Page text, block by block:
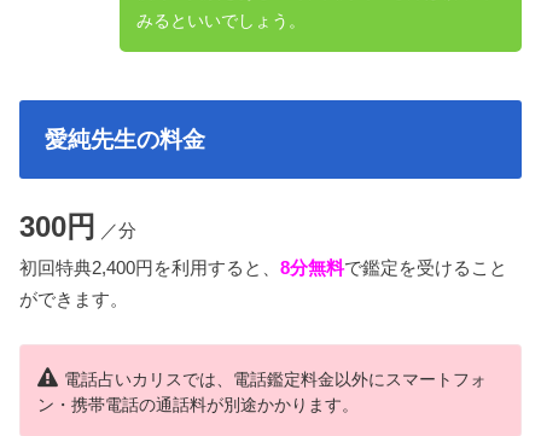
みるといいでしょう。
愛純先生の料金
300円
／分
初回特典2,400円を利用すると、 8分無料で鑑定を受けること
ができます。
電話占いカリスでは、電話鑑定料金以外にスマートフォ
ン・携帯電話の通話料が別途かかります。